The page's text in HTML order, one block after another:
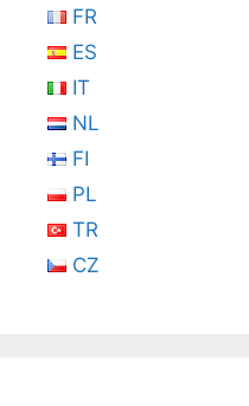
FR
ES
IT
NL
FI
PL
TR
CZ